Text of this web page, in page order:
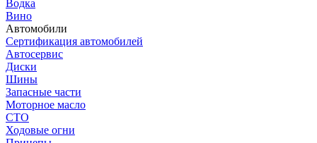
Водка
Вино
Автомобили
Сертификация автомобилей
Автосервис
Диски
Шины
Запасные части
Моторное масло
СТО
Ходовые огни